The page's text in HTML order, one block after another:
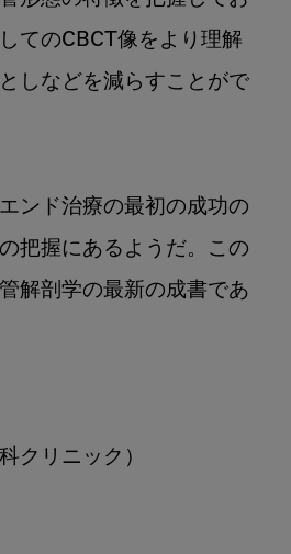
てのCBCT像をより理解
しなどを減らすことがで
ンド治療の最初の成功の
把握にあるようだ。この
解剖学の最新の成書であ
クリニック）